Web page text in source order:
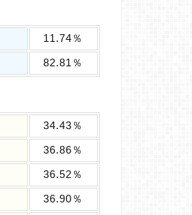
11.74％
82.81％
34.43％
36.86％
36.52％
36.90％